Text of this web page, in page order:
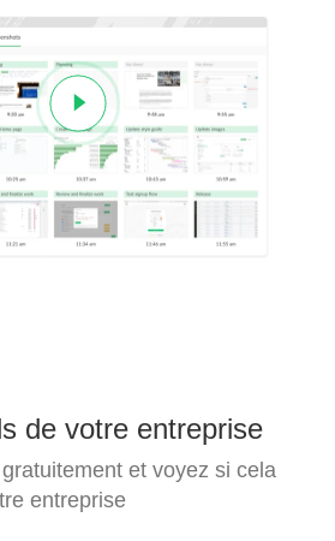
de votre entreprise
et voyez si cela
entreprise